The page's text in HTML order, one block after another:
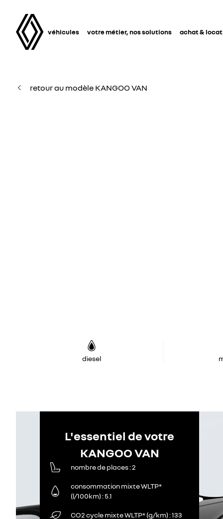
véhicules votre métier, nos solutions achat &
retour au modèle KANGOO VAN
diesel
L'essentiel de votre
KANGOO VAN
nombre de places 2
consommation mixte WLTP*
(l/100km) 5.1
CO2 cycle mixte WLTP* (g/km) 133